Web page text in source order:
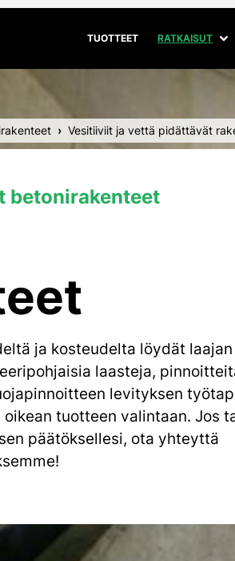
TUOTTEET RATKAISUT
Vesitiiviit ja vettä pidättävät
betonirakenteet
ja kosteudelta löydät laajan
laasteja,
levityksen
tuotteen valintaan. Jos
päätöksellesi, ota yhteyttä